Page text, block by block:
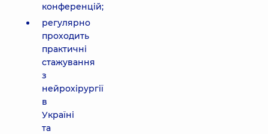
конференцій;
регулярно
проходить
практичні
стажування
з
нейрохірургії
в
Україні
та